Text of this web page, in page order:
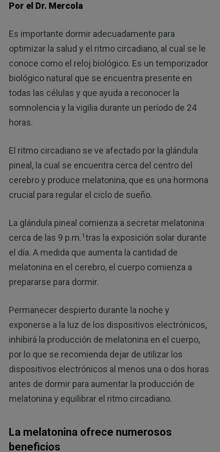
Por el Dr. Mercola
Es importante dormir adecuadamente para
optimizar la salud y el ritmo circadiano, al cual se le
conoce como el reloj biológico. Es un temporizador
biológico natural que se encuentra presente en
todas las células y que ayuda a reconocer la
somnolencia y la vigilia durante un período de 24
horas.
El ritmo circadiano se ve afectado por la glándula
pineal, la cual se encuentra cerca del centro del
cerebro y produce melatonina, que es una hormona
crucial para regular el ciclo de sueño.
La glándula pineal comienza a secretar melatonina
cerca de las 9 p.m.1tras la exposición solar durante
el día. A medida que aumenta la cantidad de
melatonina en el cerebro, el cuerpo comienza a
prepararse para dormir.
Permanecer despierto durante la noche y
exponerse a la luz de los dispositivos electrónicos,
inhibirá la producción de melatonina en el cuerpo,
por lo que se recomienda dejar de utilizar los
dispositivos electrónicos al menos una o dos horas
antes de dormir para aumentar la producción de
melatonina y equilibrar el ritmo circadiano.
La melatonina ofrece numerosos
beneficios